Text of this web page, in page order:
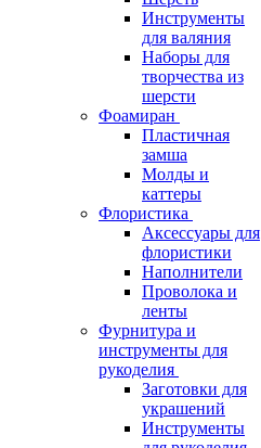
Инструменты
для валяния
Наборы для
творчества из
шерсти
Фоамиран
Пластичная
замша
Молды и
каттеры
Флористика
Аксессуары для
флористики
Наполнители
Проволока и
ленты
Фурнитура и
инструменты для
рукоделия
Заготовки для
украшений
Инструменты